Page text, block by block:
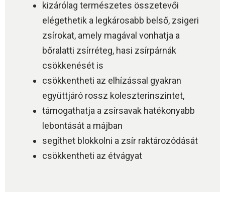
kizárólag természetes összetevői
elégethetik a legkárosabb belső, zsigeri
zsírokat, amely magával vonhatja a
bőralatti zsírréteg, hasi zsírpárnák
csökkenését is
csökkentheti az elhízással gyakran
együttjáró rossz koleszterinszintet,
támogathatja a zsírsavak hatékonyabb
lebontását a májban
segíthet blokkolni a zsír raktározódását
csökkentheti az étvágyat